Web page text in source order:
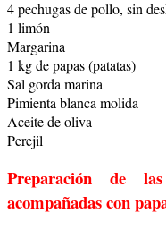
4 pechugas de pollo, sin
1 limón
Margarina
1 kg de papas (patatas)
Sal gorda marina
Pimienta blanca molida
Aceite de oliva
Perejil
Preparación de
acompañadas con